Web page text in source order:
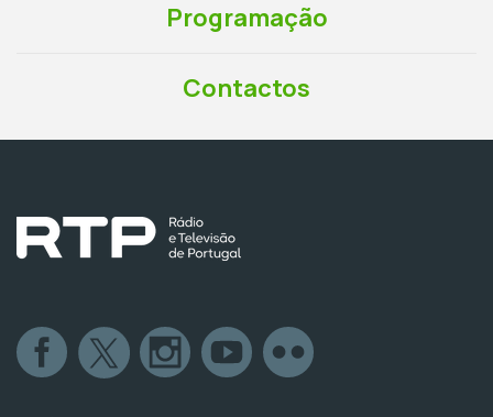
Programação
Contactos